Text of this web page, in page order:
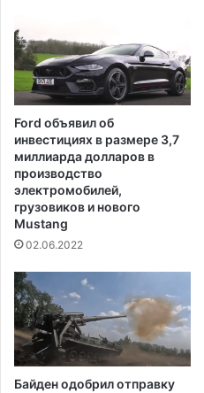
а
с
т
е
т
2
д
о
1
5
е
т
J
o
h
n
n
&
J
o
h
n
o
n
о
т
C
Ford объявил об
инвестициях в размере 3,7
миллиарда долларов в
производство
электромобилей,
грузовиков и нового
Mustang
02.06.2022
Байден одобрил отправку